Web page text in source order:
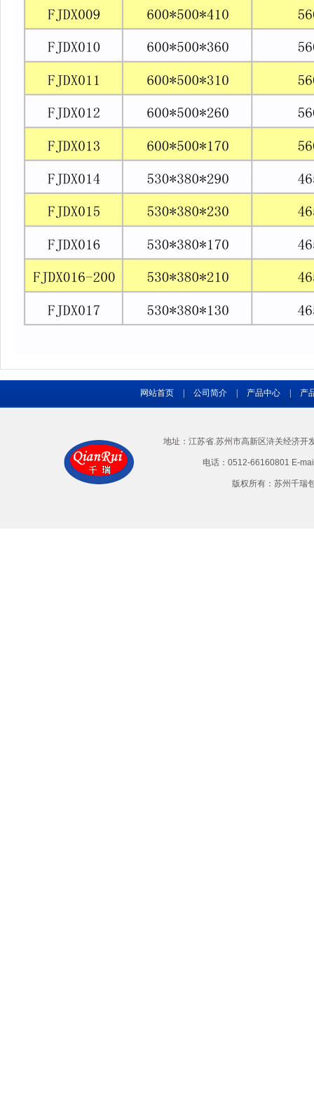
网站首页 公司简介 产品中心 产
地址：江苏省.苏州市高新区浒关经济
电话：0512-66160801 E-
版权所有：苏州千瑞